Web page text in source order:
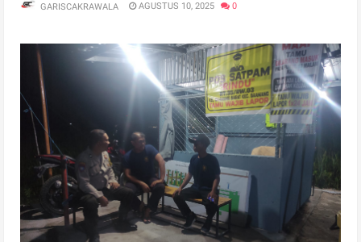
GARISCAKRAWALA AGUSTUS 10, 2025 0